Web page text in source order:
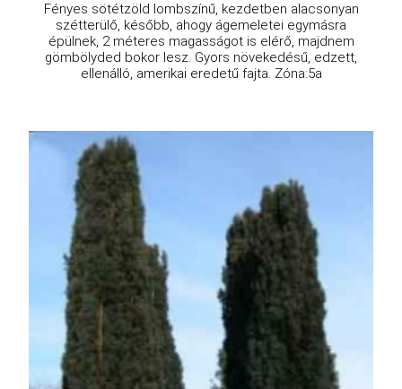
Fényes sötétzöld lombszínű, kezdetben alacsonyan
szétterülő, később, ahogy ágemeletei egymásra
épülnek, 2 méteres magasságot is elérő, majdnem
gömbölyded bokor lesz. Gyors növekedésű, edzett,
ellenálló, amerikai eredetű fajta. Zóna:5a